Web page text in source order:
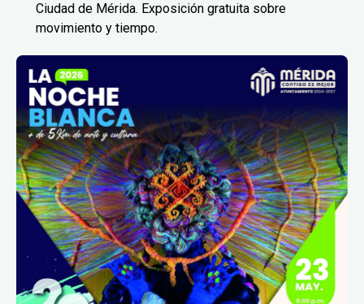
Ciudad de Mérida. Exposición gratuita sobre
movimiento y tiempo.